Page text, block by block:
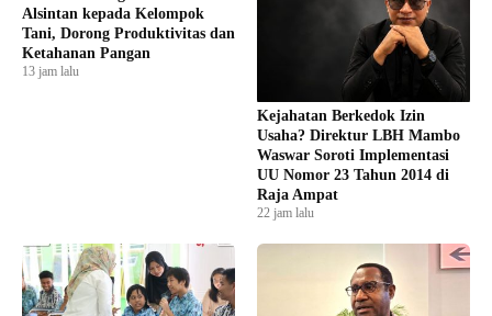
Alsintan kepada Kelompok
Tani, Dorong Produktivitas dan
Ketahanan Pangan
13 jam lalu
Kejahatan Berkedok Izin
Usaha? Direktur LBH Mambo
Waswar Soroti Implementasi
UU Nomor 23 Tahun 2014 di
Raja Ampat
22 jam lalu